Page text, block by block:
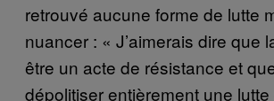
retrouvé aucune forme de lutte
nuancer : « J’aimerais dire que
être un acte de résistance et
dépolitiser entièrement une lutte